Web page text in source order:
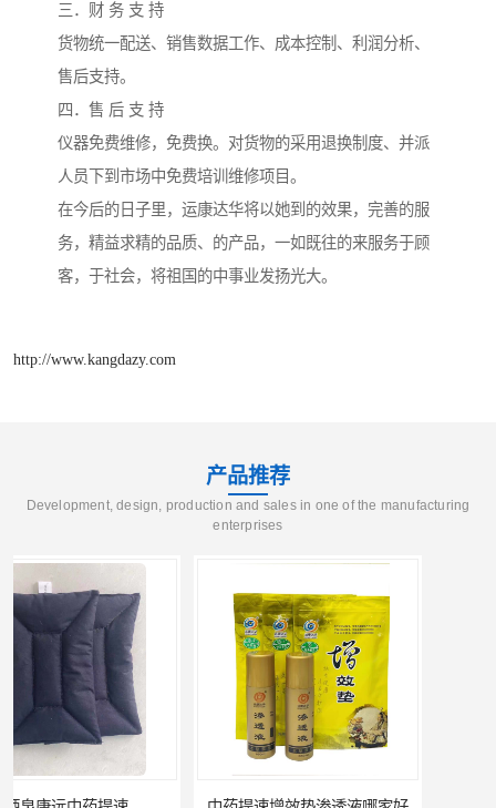
三．财 务 支 持
货物统一配送、销售数据工作、成本控制、利润分析、
售后支持。
四．售 后 支 持
仪器免费维修，免费换。对货物的采用退换制度、并派
人员下到市场中免费培训维修项目。
在今后的日子里，运康达华将以她到的效果，完善的服
务，精益求精的品质、的产品，一如既往的来服务于顾
客，于社会，将祖国的中事业发扬光大。
http://www.kangdazy.com
产品推荐
Development, design, production and sales in one of the manufacturing
enterprises